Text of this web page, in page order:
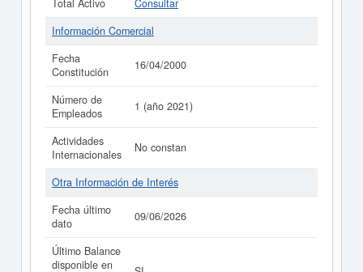
Total Activo
Consultar
Información Comercial
Fecha
Constitución
16/04/2000
Número de
Empleados
1 (año 2021)
Actividades
Internacionales
No constan
Otra Información de Interés
Fecha último
dato
09/06/2026
Último Balance
disponible en